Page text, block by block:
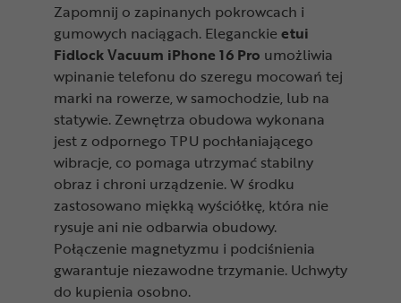
Zapomnij o zapinanych pokrowcach i
gumowych naciągach. Eleganckie etui
Fidlock Vacuum iPhone 16 Pro umożliwia
wpinanie telefonu do szeregu mocowań tej
marki na rowerze, w samochodzie, lub na
statywie. Zewnętrza obudowa wykonana
jest z odpornego TPU pochłaniającego
wibracje, co pomaga utrzymać stabilny
obraz i chroni urządzenie. W środku
zastosowano miękką wyściółkę, która nie
rysuje ani nie odbarwia obudowy.
Połączenie magnetyzmu i podciśnienia
gwarantuje niezawodne trzymanie. Uchwyty
do kupienia osobno.